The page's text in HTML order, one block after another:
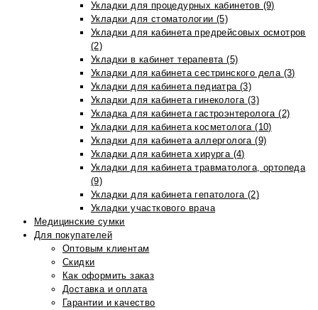
Укладки для процедурных кабинетов (9)
Укладки для стоматологии (5)
Укладки для кабинета предрейсовых осмотров
(2)
Укладки в кабинет терапевта (5)
Укладки для кабинета сестринского дела (3)
Укладки для кабинета педиатра (3)
Укладки для кабинета гинеколога (3)
Укладка для кабинета гастроэнтеролога (2)
Укладки для кабинета косметолога (10)
Укладки для кабинета аллерголога (9)
Укладки для кабинета хирурга (4)
Укладки для кабинета травматолога, ортопеда
(9)
Укладки для кабинета гепатолога (2)
Укладки участкового врача
Медицинские сумки
Для покупателей
Оптовым клиентам
Скидки
Как оформить заказ
Доставка и оплата
Гарантии и качество